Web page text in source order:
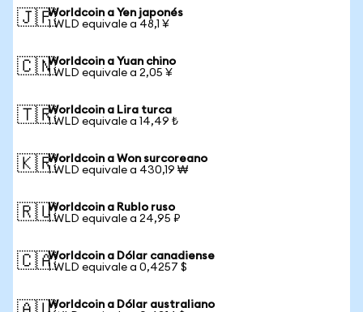
🇯🇵Worldcoin a Yen japonés
1 WLD equivale a 48,1 ¥
🇨🇳Worldcoin a Yuan chino
1 WLD equivale a 2,05 ¥
🇹🇷Worldcoin a Lira turca
1 WLD equivale a 14,49 ₺
🇰🇷Worldcoin a Won surcoreano
1 WLD equivale a 430,19 ₩
🇷🇺Worldcoin a Rublo ruso
1 WLD equivale a 24,95 ₽
🇨🇦Worldcoin a Dólar canadiense
1 WLD equivale a 0,4257 $
Worldcoin a Dólar australiano